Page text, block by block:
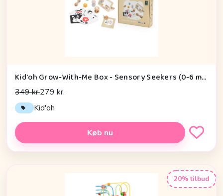
Kid'oh Grow-With-Me Box - Sensory Seekers (0-6 mdr.)
349 kr.279 kr.
Kid'oh
Køb nu
20% tilbud